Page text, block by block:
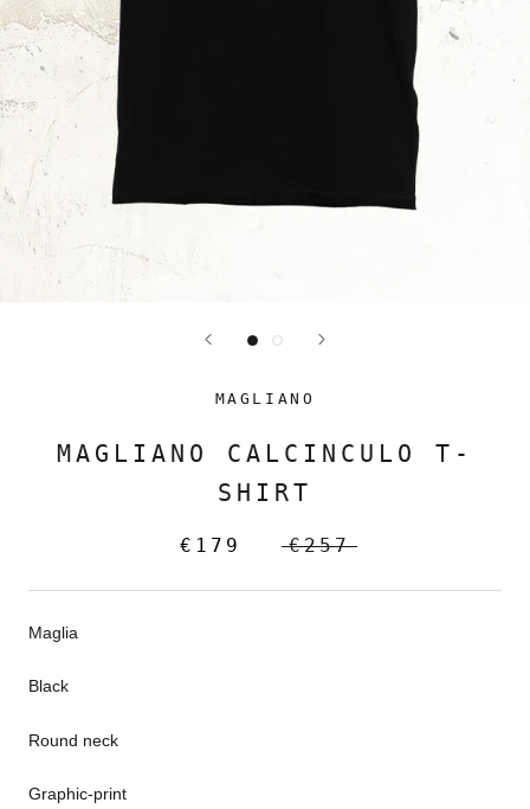
MAGLIANO
MAGLIANO CALCINCULO T-
SHIRT
€179 €257
Maglia
Black
Round neck
Graphic-print